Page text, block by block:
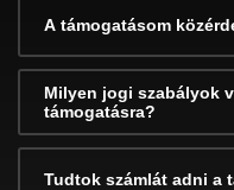
A támogatásom
Milyen jogi szabályok
támogatásra?
Tudtok számlát adni a